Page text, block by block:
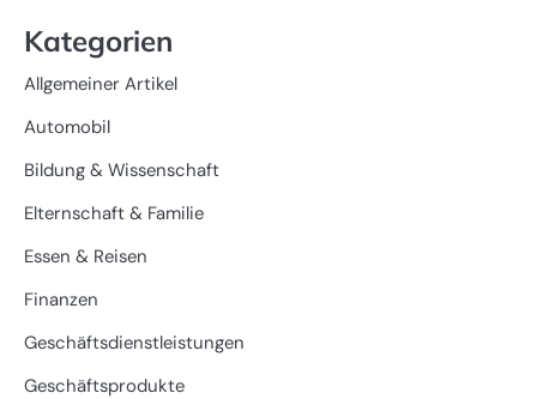
Kategorien
Allgemeiner Artikel
Automobil
Bildung & Wissenschaft
Elternschaft & Familie
Essen & Reisen
Finanzen
Geschäftsdienstleistungen
Geschäftsprodukte